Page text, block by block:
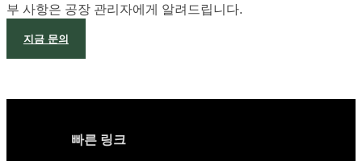
부 사항은 공장 관리자에게 알려드립니다.
지금 문의
빠른 링크